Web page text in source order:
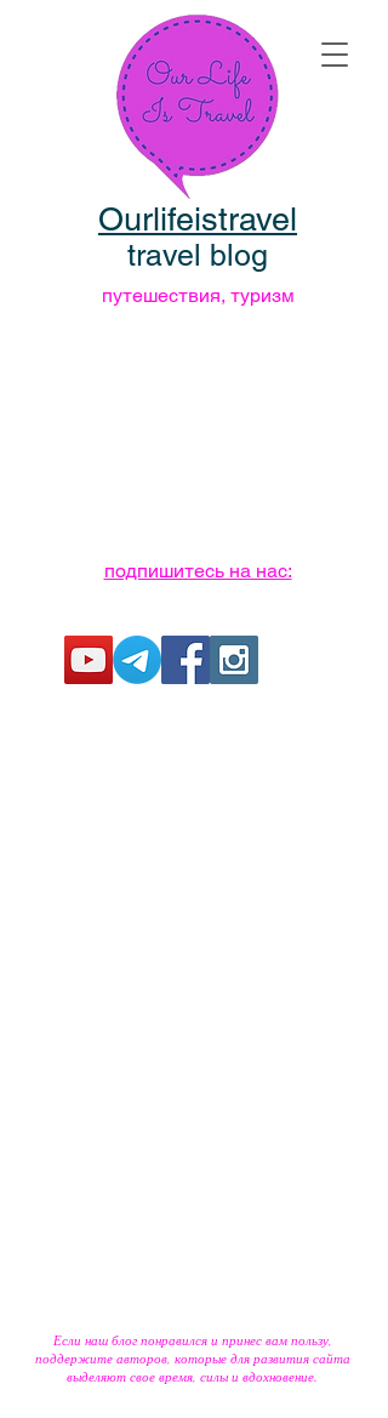
Ourlifeistravel
travel blog
путешествия, туризм
подпишитесь на нас:
Если наш блог понравился и принес вам пользу,
поддержите авторов, которые для развития сайта
выделяют свое время, силы и вдохновение.